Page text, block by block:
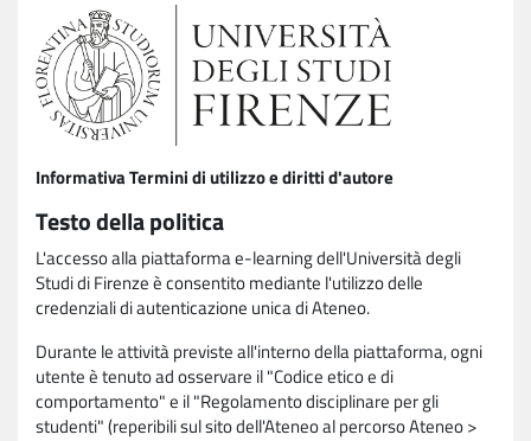
Informativa Termini di utilizzo e diritti d'autore
Testo della politica
L'accesso alla piattaforma e-learning dell'Università degli
Studi di Firenze è consentito mediante l'utilizzo delle
credenziali di autenticazione unica di Ateneo.
Durante le attività previste all'interno della piattaforma, ogni
utente è tenuto ad osservare il "Codice etico e di
comportamento" e il "Regolamento disciplinare per gli
studenti" (reperibili sul sito dell'Ateneo al percorso Ateneo >